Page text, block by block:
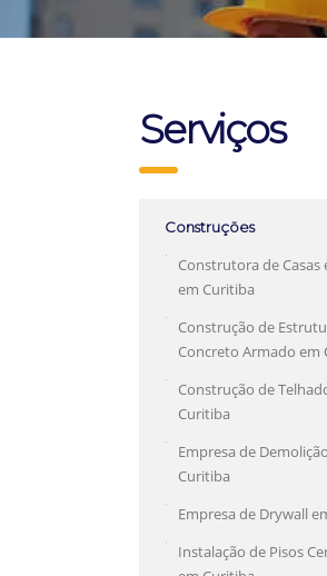
Serviços
Construções
Construtora de Casas
em Curitiba
Construção de
Concreto Armado em
Construção de
Curitiba
Empresa de
Curitiba
Empresa de Drywall
Instalação de Pisos